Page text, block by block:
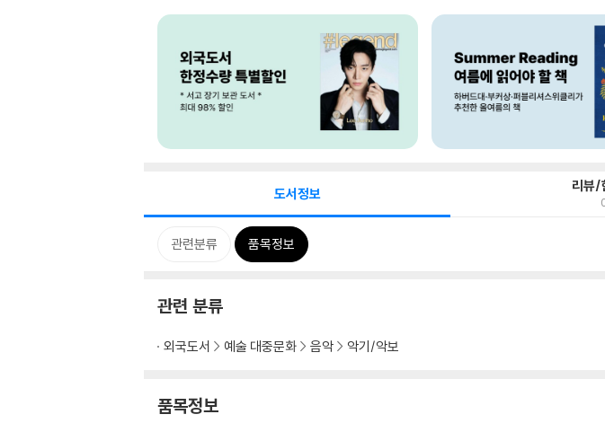
도서정보 리뷰/
관련분류 품목정보
관련 분류
외국도서 예술 대중문화 음악 악기/악보
품목정보